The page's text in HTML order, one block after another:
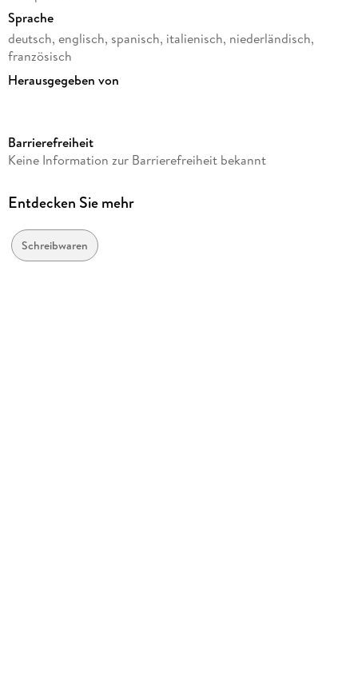
Sprache
deutsch, englisch, spanisch, italienisch, niederländisch,
französisch
Herausgegeben von
Quo Vadis
Produktart
173 g
Größe (L/B/H)
Barrierefreiheit
Keine Information zur Barrierefreiheit bekannt
Entdecken Sie mehr
Schreibwaren